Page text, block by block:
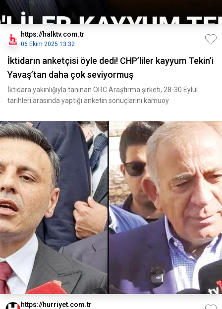
https://halktv.com.tr
06 Ekim 2025 13:32
İktidarın anketçisi öyle dedi! CHP’liler kayyum Tekin’i
Yavaş’tan daha çok seviyormuş
İktidara yakınlığıyla tanınan ORC Araştırma şirketi, 28-30 Eylül
tarihleri arasında yaptığı anketin sonuçlarını kamuoy
https://hurriyet.com.tr